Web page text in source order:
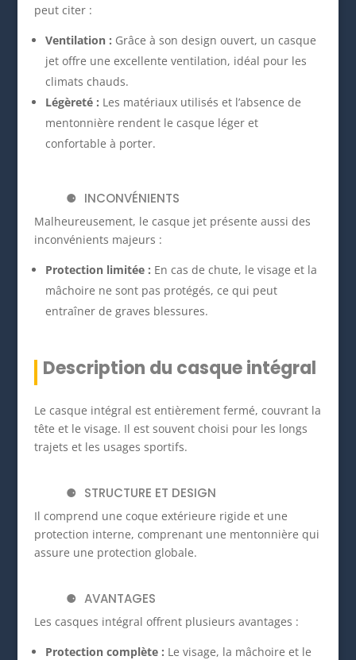
peut citer :
Ventilation : Grâce à son design ouvert, un casque
jet offre une excellente ventilation, idéal pour les
climats chauds.
Légèreté : Les matériaux utilisés et l’absence de
mentonnière rendent le casque léger et
confortable à porter.
INCONVÉNIENTS
Malheureusement, le casque jet présente aussi des
inconvénients majeurs :
Protection limitée : En cas de chute, le visage et la
mâchoire ne sont pas protégés, ce qui peut
entraîner de graves blessures.
Description du casque intégral
Le casque intégral est entièrement fermé, couvrant la
tête et le visage. Il est souvent choisi pour les longs
trajets et les usages sportifs.
STRUCTURE ET DESIGN
Il comprend une coque extérieure rigide et une
protection interne, comprenant une mentonnière qui
assure une protection globale.
AVANTAGES
Les casques intégral offrent plusieurs avantages :
Protection complète : Le visage, la mâchoire et le